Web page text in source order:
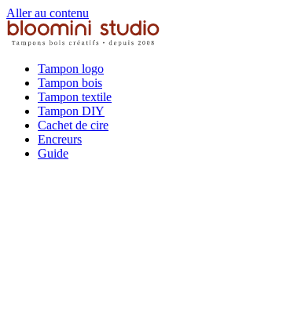
Aller au contenu
Tampon logo
Tampon bois
Tampon textile
Tampon DIY
Cachet de cire
Encreurs
Guide